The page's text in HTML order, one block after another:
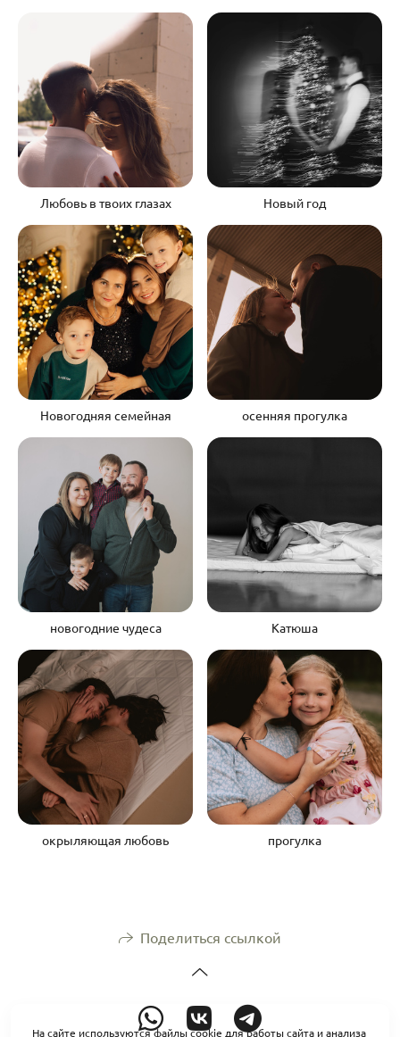
Любовь в твоих глазах Новый год
Новогодняя семейная осенняя прогулка
новогодние чудеса Катюша
окрыляющая любовь прогулка
Поделиться ссылкой
На сайте используются файлы cookie для работы сайта и анализа